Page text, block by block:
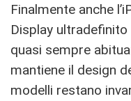
Finalmente anche
Display
quasi sempre
mantiene il design
modelli restano